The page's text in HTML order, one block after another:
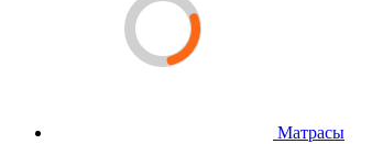
Матрасы